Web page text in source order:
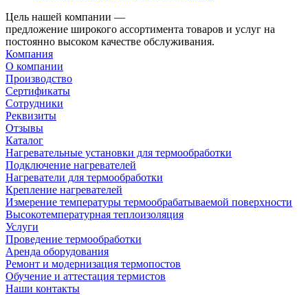
Цель нашей компании —
предложение широкого ассортимента товаров и услуг на
постоянно высоком качестве обслуживания.
Компания
О компании
Производство
Сертификаты
Сотрудники
Реквизиты
Отзывы
Каталог
Нагревательные установки для термообработки
Подключение нагревателей
Нагреватели для термообработки
Крепление нагревателей
Измерение температуры термообрабатываемой поверхности
Высокотемпературная теплоизоляция
Услуги
Проведение термообработки
Аренда оборудования
Ремонт и модернизация термопостов
Обучение и аттестация термистов
Наши контакты